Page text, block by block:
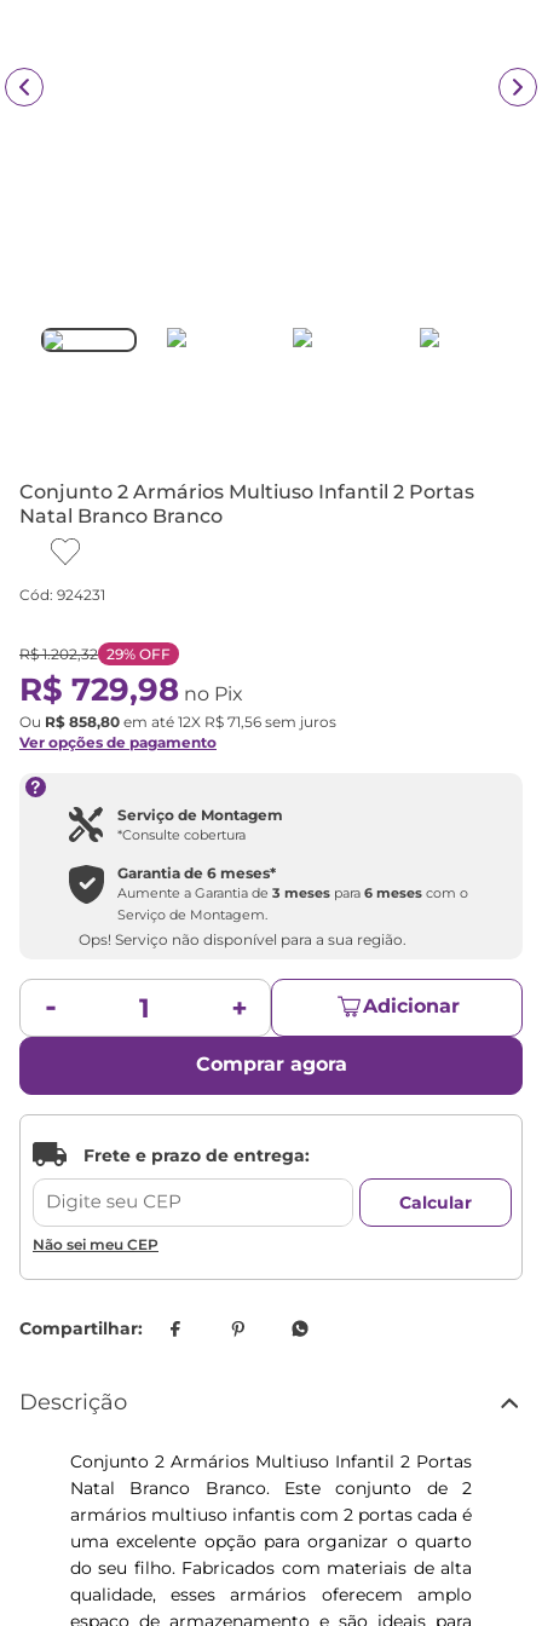
Conjunto 2 Armários Multiuso Infantil 2 Portas
Natal Branco Branco
Cód: 924231
R$ 1.202,32 29% OFF
R$ 729,98 no Pix
Ou R$ 858,80 em até 12X R$ 71,56 sem juros
Ver opções de pagamento
Serviço de Montagem
*Consulte cobertura
Garantia de6 meses*
Aumente a Garantia de3 meses para6 meses com o
Serviço de Montagem.
Ops! Serviço não disponível para a sua região.
Adicionar
Comprar agora
Não sei meu CEP
Descrição
Conjunto 2 Armários Multiuso Infantil 2 Portas
Natal Branco Branco. Este conjunto de 2
armários multiuso infantis com 2 portas cada é
uma excelente opção para organizar o quarto
do seu filho. Fabricados com materiais de alta
qualidade, esses armários oferecem amplo
espaço de armazenamento e são ideais para